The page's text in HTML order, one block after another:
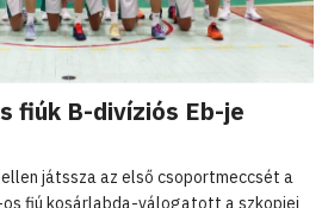
fiúk B-divíziós Eb-je
játssza az első csoportmeccsét a
fiú kosárlabda-válogatott a szkopjei